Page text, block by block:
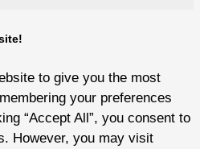
to give you the most
your preferences
“Accept All”, you consent to
However, you may visit